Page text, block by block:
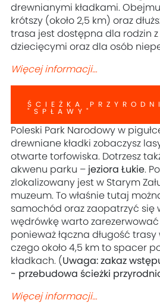
drewnianymi kładkami.
krótszy (około 2,5 km) oraz
trasa jest dostępna dla rodzin z
dziecięcymi oraz dla osób
Więcej informacji…
ŚCIEŻKA
"SPŁAWY"
Poleski Park Narodowy w
drewniane kładki zobaczysz
otwarte torfowiska. Dotrzesz
akwenu parku – jeziora Łukie.
zlokalizowany jest w Starym
muzeum. To właśnie tutaj
samochód oraz zaopatrzyć się
wędrówkę warto
ponieważ łączna długość trasy
czego około 4,5 km to spacer
kładkach. ( Uwaga: zakaz
- przebudowa ścieżki
Więcej informacji…